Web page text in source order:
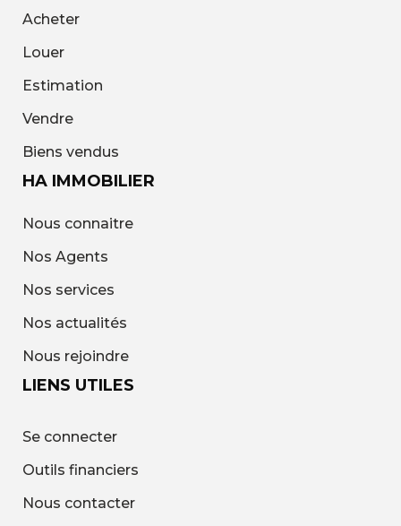
HA IMMOBILIER
Nous connaitre
Nos Agents
Nos services
Nos actualités
Nous rejoindre
Acheter
Louer
Estimation
Vendre
Biens vendus
LIENS UTILES
Se connecter
Outils financiers
Nous contacter